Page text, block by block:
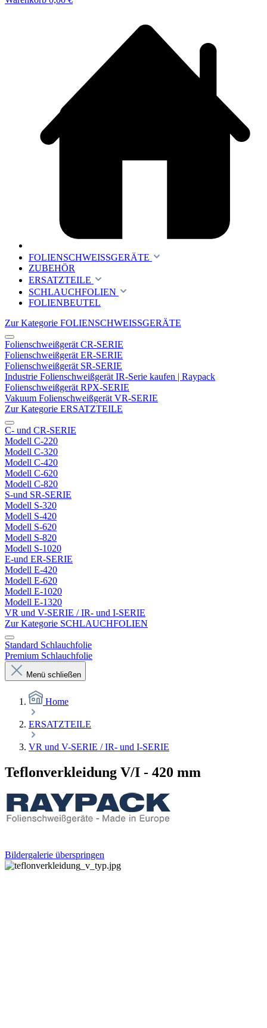
FOLIENSCHWEISSGERÄTE
ZUBEHÖR
ERSATZTEILE
SCHLAUCHFOLIEN
FOLIENBEUTEL
Zur Kategorie FOLIENSCHWEISSGERÄTE
Folienschweißgerät CR-SERIE
Folienschweißgerät ER-SERIE
Folienschweißgerät SR-SERIE
Industrie Folienschweißgerät IR-Serie kaufen | Raypack
Folienschweißgerät RPX-SERIE
Vakuum Folienschweißgerät VR-SERIE
Zur Kategorie ERSATZTEILE
C- und CR-SERIE
Modell C-220
Modell C-320
Modell C-420
Modell C-620
Modell C-820
S-und SR-SERIE
Modell S-320
Modell S-420
Modell S-620
Modell S-820
Modell S-1020
E-und ER-SERIE
Modell E-420
Modell E-620
Modell E-1020
Modell E-1320
VR und V-SERIE / IR- und I-SERIE
Zur Kategorie SCHLAUCHFOLIEN
Standard Schlauchfolie
Premium Schlauchfolie
Menü schließen
Home
ERSATZTEILE
VR und V-SERIE / IR- und I-SERIE
Teflonverkleidung V/I - 420 mm
Bildergalerie überspringen